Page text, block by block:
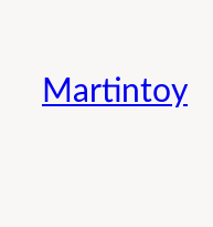
contenido
Martintoy